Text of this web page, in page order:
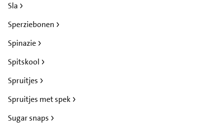
Sla
Sperziebonen
Spinazie
Spitskool
Spruitjes
Spruitjes met spek
Sugar snaps